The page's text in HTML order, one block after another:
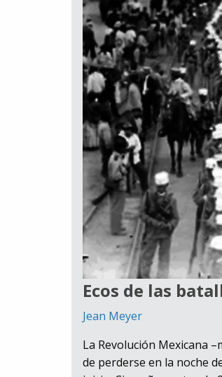
Ecos de las
Jean Meyer
La Revolución Mexicana
de perderse en la noche